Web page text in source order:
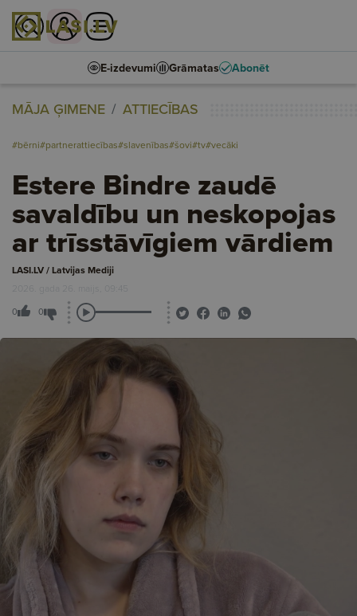
E-izdevumi Grāmatas Abonēt
MĀJA ĢIMENE ATTIECĪBAS
#bērni#partnerattiecības#slavenības#šovi#tv#vecāki
Estere Bindre zaudē
savaldību un neskopojas
ar trīsstāvīgiem vārdiem
LASI.LV / Latvijas Mediji
2026. gada 26. maijs, 09:45
0 0